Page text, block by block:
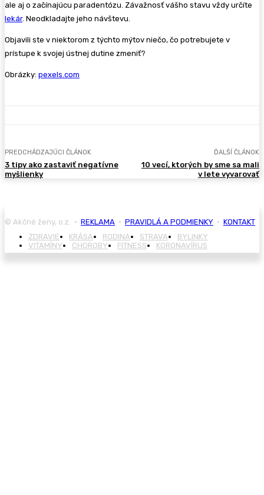
ale aj o začínajúcu paradentózu. Závažnosť vášho stavu vždy určíte
lekár. Neodkladajte jeho návštevu.
Objavili ste v niektorom z týchto mýtov niečo, čo potrebujete v
prístupe k svojej ústnej dutine zmeniť?
Obrázky: pexels.com
PREDCHÁDZAJÚCI ČLÁNOK
3 tipy ako zastaviť negatívne
myšlienky
ĎALŠÍ ČLÁNOK
10 vecí, ktorých by sme sa mali
v lete vyvarovať
© Akčné ženy, o.z. • REKLAMA • PRAVIDLÁ A PODMIENKY • KONTAKT
ZDRAVIE
KRÁSA RODINA STRAVA
BYLINKY
VITAMÍNY
CHOROBY FITNESS KORONAVÍRUS